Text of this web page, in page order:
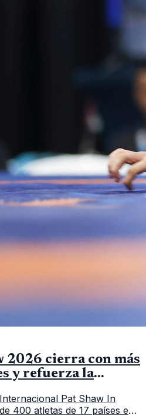
2026 cierra con más
y refuerza la
Pat Shaw In
400 atletas de 17 países en